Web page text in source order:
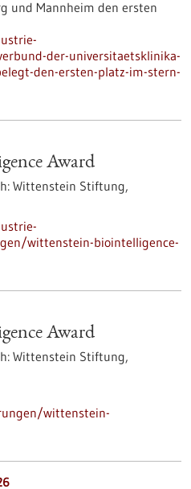
und Mannheim den ersten
der-universitaetsklinika-
den-ersten-platz-im-stern-
Award
Wittenstein Stiftung,
wittenstein-biointelligence-
Award
Wittenstein Stiftung,
wittenstein-